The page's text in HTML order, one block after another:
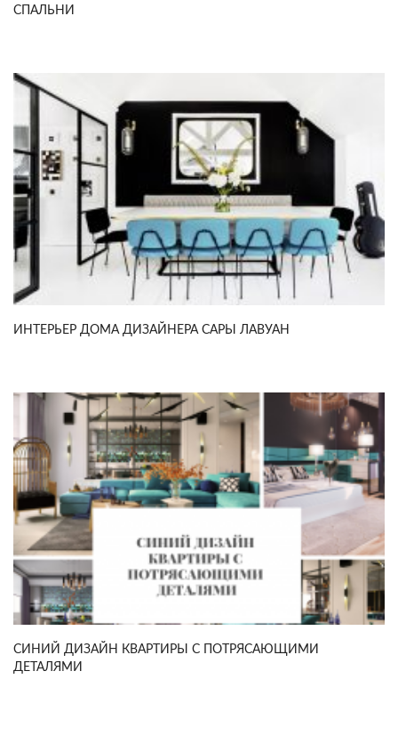
СПАЛЬНИ
ИНТЕРЬЕР ДОМА ДИЗАЙНЕРА САРЫ ЛАВУАН
СИНИЙ ДИЗАЙН КВАРТИРЫ С ПОТРЯСАЮЩИМИ
ДЕТАЛЯМИ